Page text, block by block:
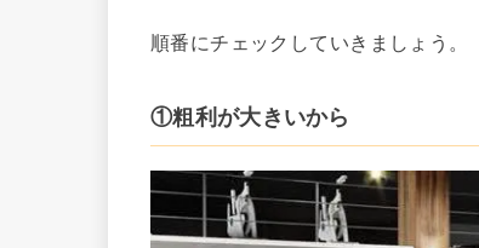
順番にチェックしていきましょう。
①粗利が大きいから